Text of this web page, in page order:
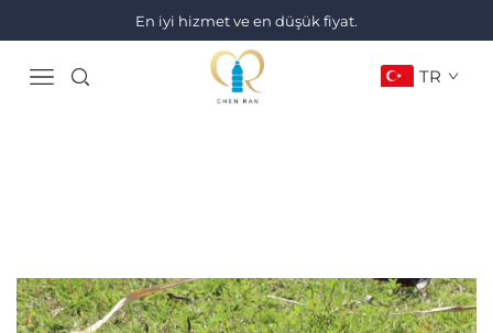
En iyi hizmet ve en düşük fiyat.
TR